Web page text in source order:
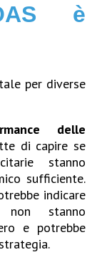
è
per diverse
delle
di capire se
stanno
sufficiente.
indicare
stanno
e potrebbe